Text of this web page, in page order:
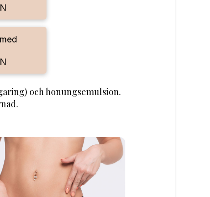
och honungsemulsion.